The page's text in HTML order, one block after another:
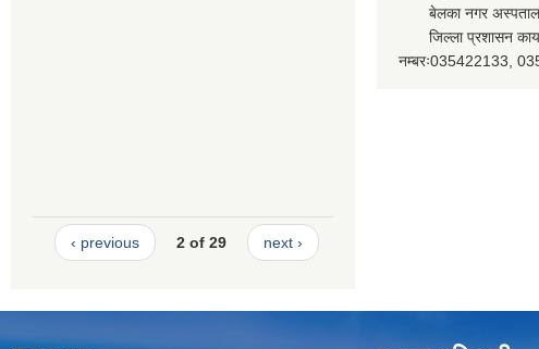
‹ previous 2 of 29 next ›
बेलका नगर अस्पताल
जिल्ला प्रशासन
नम्बरः035422133,